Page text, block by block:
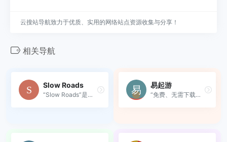
云搜站导航致力于优质、实用的网络站点资源收集与分享！
相关导航
Slow Roads
“Slow Roads”是一款在线驾驶...
易起游
“免费、无需下载、即点即玩”‍...